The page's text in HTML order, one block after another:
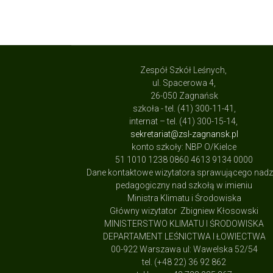
Zespół Szkół Leśnych,
ul. Spacerowa 4,
26-050 Zagnańsk
szkoła - tel. (41) 300-11-41,
internat – tel. (41) 300-15-14,
sekretariat@zsl-zagnansk.pl
konto szkoły: NBP O/Kielce
51 1010 1238 0860 4613 9134 0000
Dane kontaktowe wizytatora sprawującego
pedagogiczny nad szkołą w imieniu
Ministra Klimatu i Środowiska
Główny wizytator Zbigniew Kłosowski
MINISTERSTWO KLIMATU I ŚRODOWISKA
DEPARTAMENT LEŚNICTWA I ŁOWIECTWA
00-922 Warszawa ul: Wawelska 52/54
tel. (+48 22) 36 92 862